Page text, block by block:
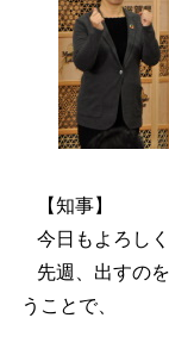
【知事】
今日もよろし
先週、出すの
うことで、